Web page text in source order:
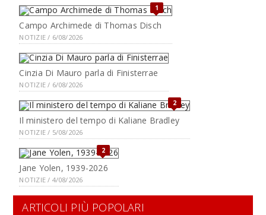
1
Campo Archimede di Thomas Disch
NOTIZIE / 6/08/2026
Cinzia Di Mauro parla di Finisterrae
NOTIZIE / 6/08/2026
2
Il ministero del tempo di Kaliane Bradley
NOTIZIE / 5/08/2026
2
Jane Yolen, 1939-2026
NOTIZIE / 4/08/2026
ARTICOLI PIÙ POPOLARI